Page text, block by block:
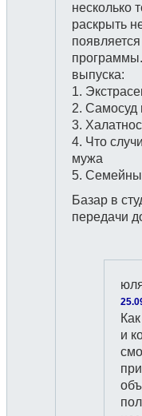
несколько
раскрыть
выпуска:
1.
2. Самосуд
3.
4. Что
мужа
5.
Базар в
передачи
и